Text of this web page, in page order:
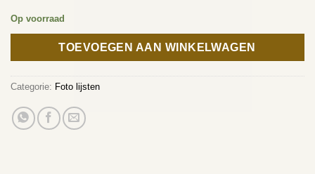
Op voorraad
TOEVOEGEN AAN WINKELWAGEN
Categorie: Foto lijsten